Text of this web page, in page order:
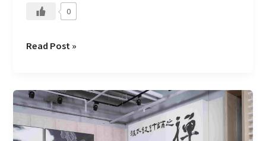
0
期」？
Read Post »
讓
數
據